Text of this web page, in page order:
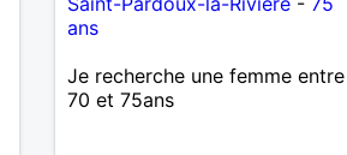
ans
Je recherche une femme entre
70 et 75ans